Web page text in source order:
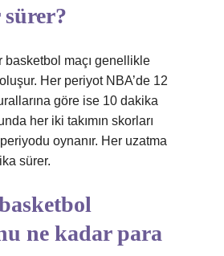
basketbol maçı genellikle
Her periyot NBA’de 12
göre ise 10 dakika
her iki takımın skorları
oynanır. Her uzatma
sürer.
ne kadar para